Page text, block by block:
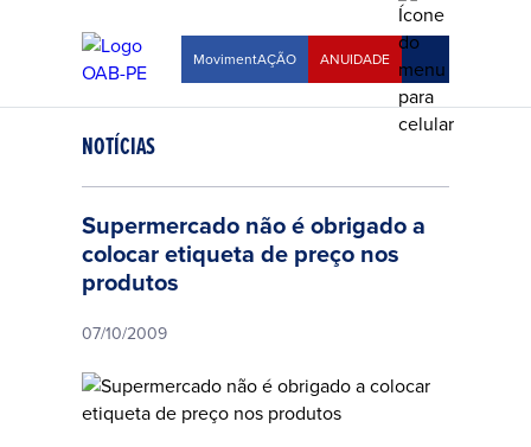
MovimentAÇÃO ANUIDADE
NOTÍCIAS
Supermercado não é obrigado a
colocar etiqueta de preço nos
produtos
07/10/2009